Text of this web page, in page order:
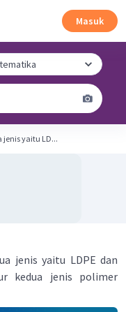
Masuk
yaitu LD...
jenis yaitu LDPE dan
kedua jenis polimer